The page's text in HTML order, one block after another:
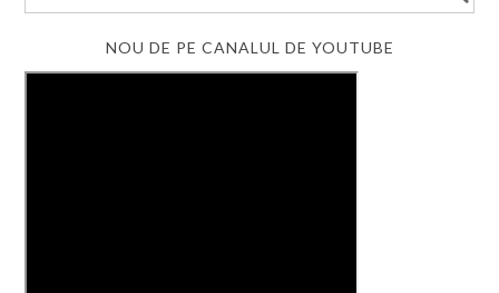
NOU DE PE CANALUL DE YOUTUBE